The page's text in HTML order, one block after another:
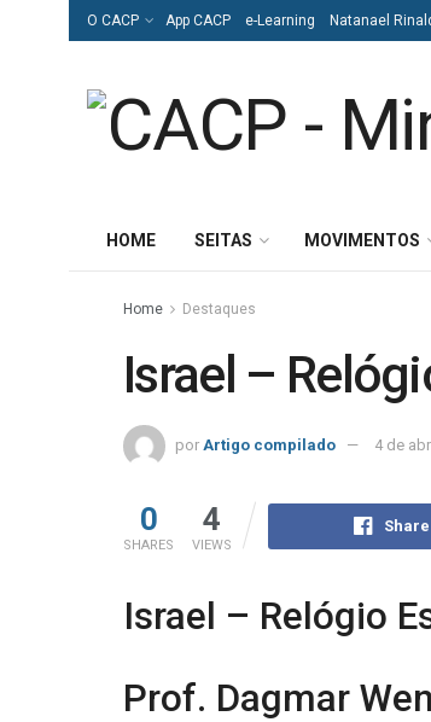
O CACP App CACP e-Learning Natanael
HOME SEITAS MOVIMENTOS
Home Destaques
Israel –
por Artigo compilado 4 de
0
SHARES
4
VIEWS
Israel – Relógio
Prof. Dagmar